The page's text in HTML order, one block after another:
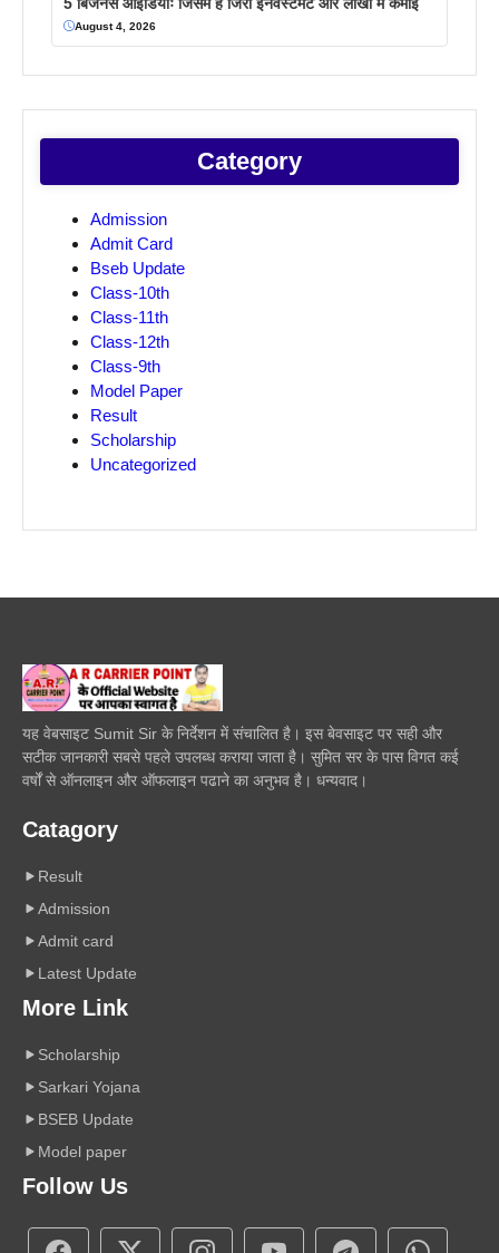
August 4, 2026
Category
Admission
Admit Card
Bseb Update
Class-10th
Class-11th
Class-12th
Class-9th
Model Paper
Result
Scholarship
Uncategorized
यह वेबसाइट Sumit Sir के निर्देशन में संचालित है। इस बेवसाइट पर सही और
सटीक जानकारी सबसे पहले उपलब्ध कराया जाता है। सुमित सर के पास विगत कई
वर्षों से ऑनलाइन और ऑफलाइन पढाने का अनुभव है। धन्यवाद।
Catagory
Result
Admission
Admit card
Latest Update
More Link
Scholarship
Sarkari Yojana
BSEB Update
Model paper
Follow Us